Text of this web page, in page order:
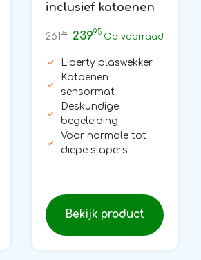
inclusief katoenen
26195 23995 Op voorraad
Liberty plaswekker
Katoenen
sensormat
Deskundige
begeleiding
Voor normale tot
diepe slapers
Bekijk product